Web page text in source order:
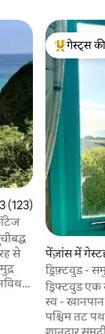
5 में से 4.93, 123
(123)
से
गेस्ट्स का
गेस्ट्स
पेंज़ांस में
ड्रिफ़्टवुड -
घर
ड्रिफ्टवुड
स्व -
पश्चिम तट